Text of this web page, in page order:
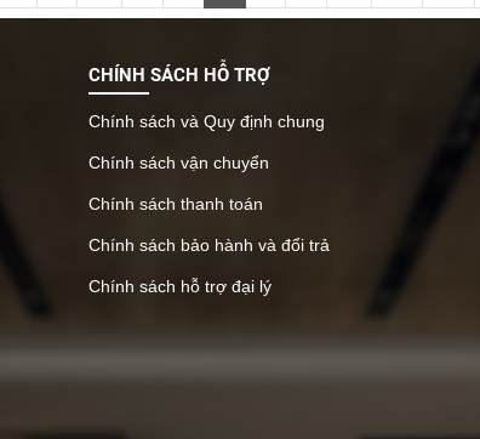
CHÍNH SÁCH HỖ TRỢ
Chính sách và Quy định chung
Chính sách vận chuyển
Chính sách thanh toán
Chính sách bảo hành và đổi trả
Chính sách hỗ trợ đại lý